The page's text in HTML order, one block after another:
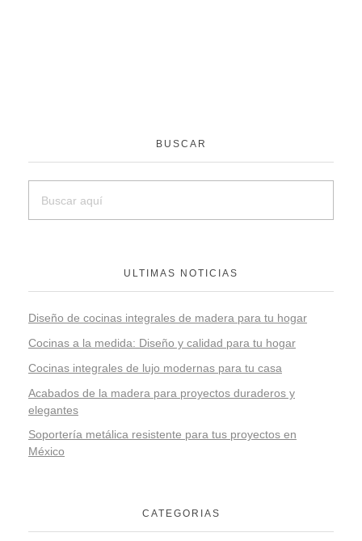
BUSCAR
ULTIMAS NOTICIAS
Diseño de cocinas integrales de madera para tu hogar
Cocinas a la medida: Diseño y calidad para tu hogar
Cocinas integrales de lujo modernas para tu casa
Acabados de la madera para proyectos duraderos y
elegantes
Soportería metálica resistente para tus proyectos en
México
CATEGORIAS